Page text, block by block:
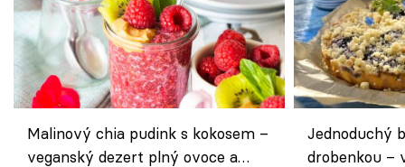
Malinový chia pudink s kokosem –
veganský dezert plný ovoce a
Jednoduchý
drobenkou –